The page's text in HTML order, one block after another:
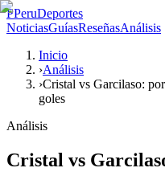
PPeruDeportes
NoticiasGuíasReseñasAnálisis
Inicio
›Análisis
›Cristal vs Garcilaso:
goles
Análisis
Cristal vs